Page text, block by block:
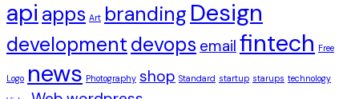
api apps Art branding Design
developmentdevops email fintech Free
Logo news Photography shop Standard startup starups technology